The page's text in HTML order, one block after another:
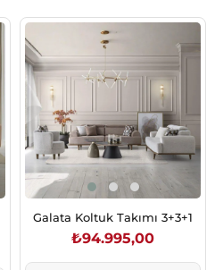
Galata Koltuk Takımı 3+3+1
₺94.995,00